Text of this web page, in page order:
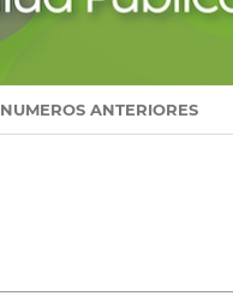
NUMEROS ANTERIORES